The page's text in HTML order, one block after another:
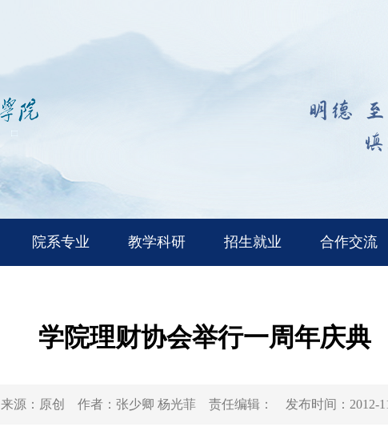
院系专业 教学科研 招生就业 合作交流
学院理财协会举行一周年庆典
来源： 原创 作者： 张少卿 杨光菲 责任编辑： 发布时间： 2012-